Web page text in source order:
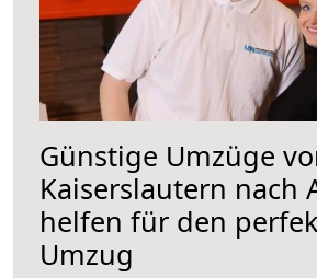
Günstige Umzüge
Kaiserslautern nach
helfen für den
Umzug